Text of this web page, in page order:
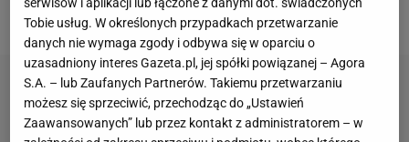
zostaje w Polsce" – napisał Kszczot.
serwisów i aplikacji lub łączone z danymi dot. świadczonych
Tobie usług. W określonych przypadkach przetwarzanie
danych nie wymaga zgody i odbywa się w oparciu o
uzasadniony interes Gazeta.pl, jej spółki powiązanej – Agora
S.A. – lub Zaufanych Partnerów. Takiemu przetwarzaniu
możesz się sprzeciwić, przechodząc do „Ustawień
Zaawansowanych” lub przez kontakt z administratorem – w